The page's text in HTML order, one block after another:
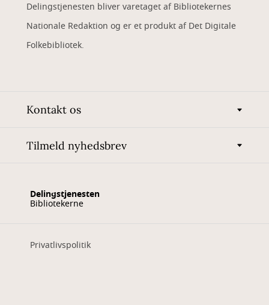
Delingstjenesten bliver varetaget af Bibliotekernes
Nationale Redaktion og er et produkt af Det Digitale
Folkebibliotek.
Kontakt os
Tilmeld nyhedsbrev
Delingstjenesten
Bibliotekerne
Privatlivspolitik